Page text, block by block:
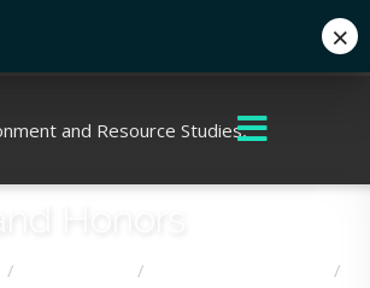
/ /
/
×